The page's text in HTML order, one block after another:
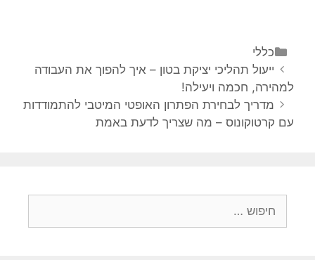
קטגוריות
כללי
ניווט
פוסטים
ייעול תהליכי יציקת בטון – איך להפוך את העבודה
למהירה, חכמה ויעילה!
מדריך לבחירת הפתרון האופטי המיטבי להתמודדות
עם קרטוקונוס – מה שצריך לדעת באמת